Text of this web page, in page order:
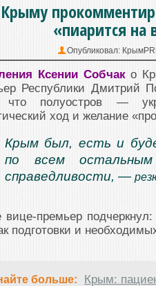
«пиарится
Опубликовал:
Ксении Собчако
Республики Дмитрий
полуостров —
ход и желание
Крым был, есть и
по всем
справедливости, —
вице-премьер
подготовки и
больше:
Крым: